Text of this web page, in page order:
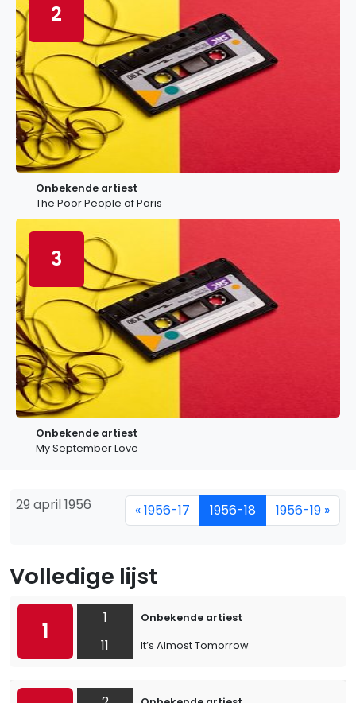
2
Onbekende artiest
The Poor People of Paris
3
Onbekende artiest
My September Love
29 april 1956 « 1956-17 1956-18 1956-19 »
Volledige lijst
1
1
11
Onbekende artiest
It’s Almost Tomorrow